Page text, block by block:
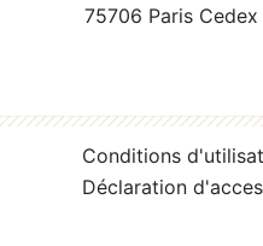
75706 Paris Cedex
Conditions
Déclaration